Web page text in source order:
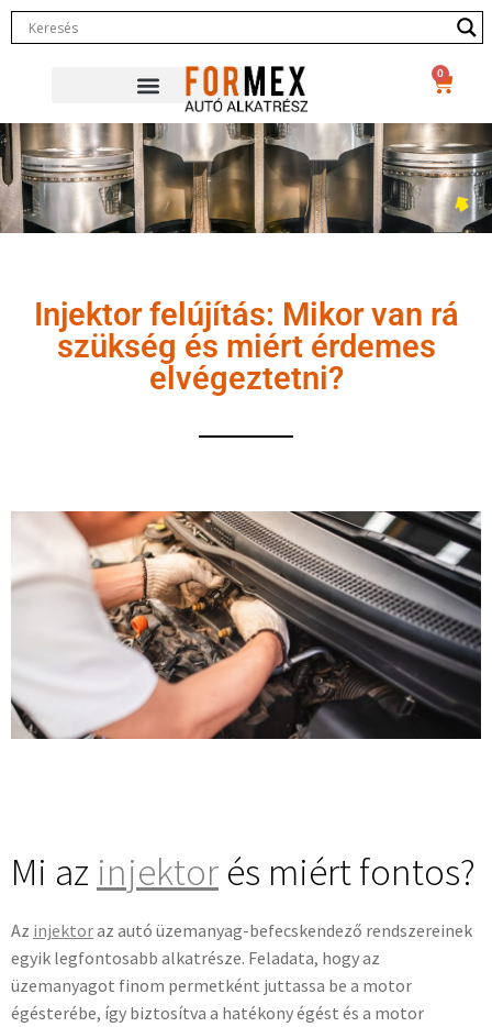
0
Injektor felújítás: Mikor van rá
szükség és miért érdemes
elvégeztetni?
Mi az injektor és miért fontos?
Az injektoraz autó üzemanyag-befecskendező rendszereinek
egyik legfontosabb alkatrésze. Feladata, hogy az
üzemanyagot finom permetként juttassa be a motor
égésterébe, így biztosítva a hatékony égést és a motor